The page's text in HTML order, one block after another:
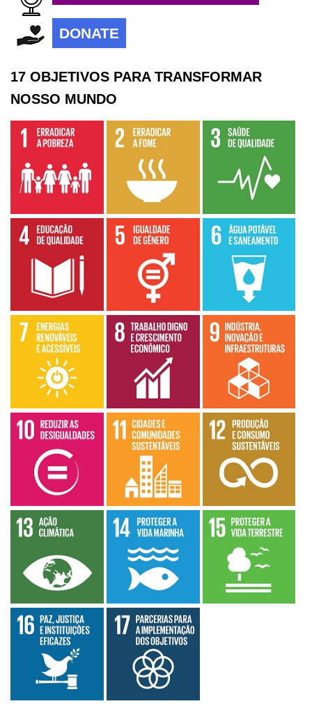
DONATE
17 OBJETIVOS PARA TRANSFORMAR
NOSSO MUNDO